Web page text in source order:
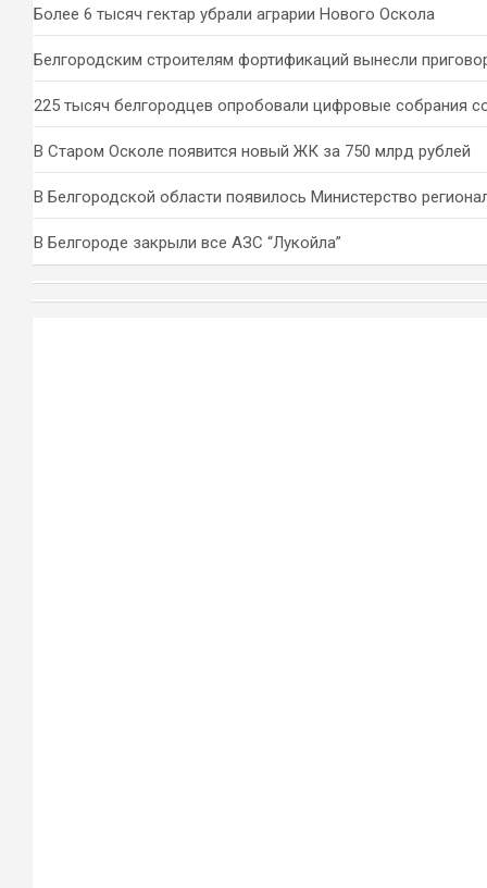
Более 6 тысяч гектар убрали аграрии Нового Оскола
Белгородским строителям фортификаций вынесли
225 тысяч белгородцев опробовали цифровые собрания
В Старом Осколе появится новый ЖК за 750 млрд рублей
В Белгородской области появилось Министерство
В Белгороде закрыли все АЗС “Лукойла”